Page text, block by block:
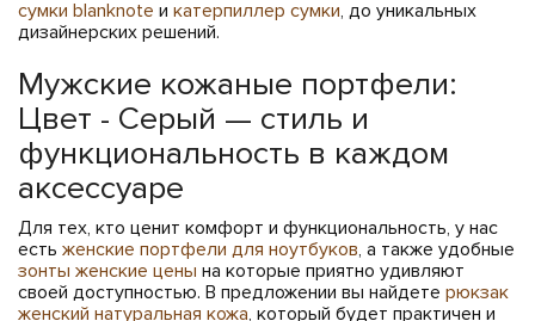
сумки blanknote и катерпиллер сумки, до уникальных
дизайнерских решений.
Мужские кожаные портфели:
Цвет - Серый — стиль и
функциональность в каждом
аксессуаре
Для тех, кто ценит комфорт и функциональность, у нас
есть женские портфели для ноутбуков, а также удобные
зонты женские цены на которые приятно удивляют
своей доступностью. В предложении вы найдете рюкзак
женский натуральная кожа, который будет практичен и